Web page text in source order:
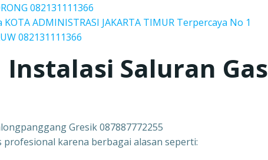
082131111366
ADMINISTRASI JAKARTA TIMUR Terpercaya No 1
082131111366
Saluran Gas
Gresik 087887772255
karena berbagai alasan seperti: